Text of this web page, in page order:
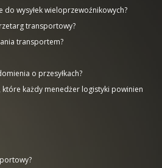
wysyłek wieloprzewoźnikowych?
transportowy?
transportem?
o przesyłkach?
które każdy menedżer logistyki powinien